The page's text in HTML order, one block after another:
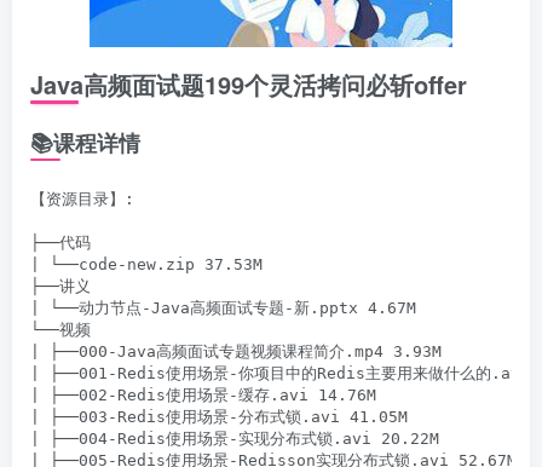
Java高频面试题199个灵活拷问必斩offer
📚课程详情
【资源目录】:
├──代码
| └──code-new.zip 37.53M
├──讲义
| └──动力节点-Java高频面试专题-新.pptx 4.67M
└──视频
| ├──000-Java高频面试专题视频课程简介.mp4 3.93M
| ├──001-Redis使用场景-你项目中的Redis主要用来做什么的.avi
| ├──002-Redis使用场景-缓存.avi 14.76M
| ├──003-Redis使用场景-分布式锁.avi 41.05M
| ├──004-Redis使用场景-实现分布式锁.avi 20.22M
| ├──005-Redis使用场景-Redisson实现分布式锁.avi 52.67M